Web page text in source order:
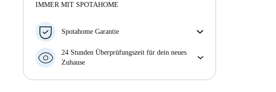
Mehr über diesen Vermieter
IMMER MIT SPOTAHOME
Spotahome Garantie
Falls der Vermieter deine Buchung kurzfristig
storniert, werden wir dir entweder A) ein Hotel
finden oder B) den gezahlten Betrag vollständig
24 Stunden Überprüfungszeit für dein neues
Zuhause